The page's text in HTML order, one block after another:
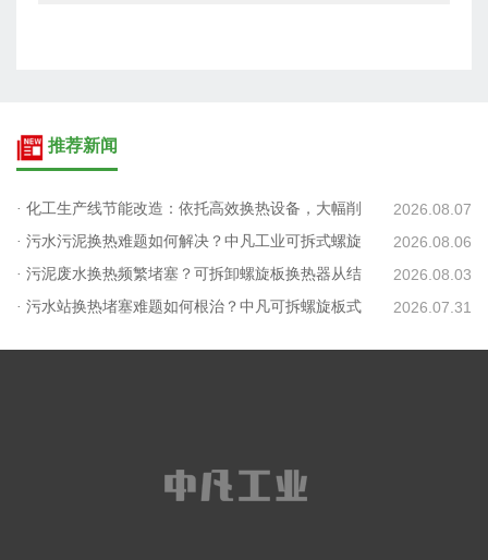
推荐新闻
2026.08.07
· 化工生产线节能改造：依托高效换热设备，大幅削
减蒸汽消耗
2026.08.06
· 污水污泥换热难题如何解决？中凡工业可拆式螺旋
板给出低碳方案
2026.08.03
· 污泥废水换热频繁堵塞？可拆卸螺旋板换热器从结
构解决清洗难题
2026.07.31
· 污水站换热堵塞难题如何根治？中凡可拆螺旋板式